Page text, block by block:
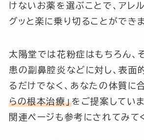
けないお薬を選ぶことで、アレ
グッと楽に乗り切ることができま
太陽堂では花粉症はもちろん、
患の副鼻腔炎などに対し、表面
るだけでなく、あなたの体質に
らの根本治療」をご提案してい
関連ページも参考にされてみて